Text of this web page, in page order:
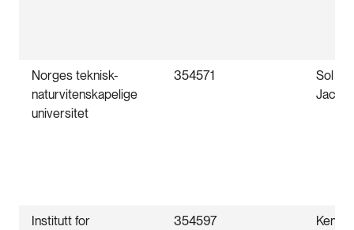
Norges teknisk-
naturvitenskapelige
universitet
354571
Sol
Institutt for
354597